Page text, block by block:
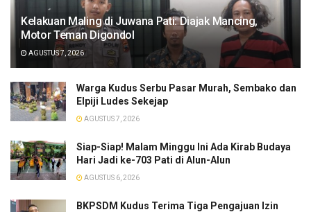
Kelakuan Maling di Juwana Pati: Diajak Mancing,
Motor Teman Digondol
AGUSTUS 7, 2026
Warga Kudus Serbu Pasar Murah, Sembako dan
Elpiji Ludes Sekejap
AGUSTUS 7, 2026
Siap-Siap! Malam Minggu Ini Ada Kirab Budaya
Hari Jadi ke-703 Pati di Alun-Alun
AGUSTUS 6, 2026
BKPSDM Kudus Terima Tiga Pengajuan Izin